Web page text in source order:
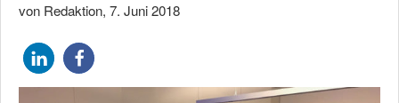
von Redaktion, 7. Juni 2018